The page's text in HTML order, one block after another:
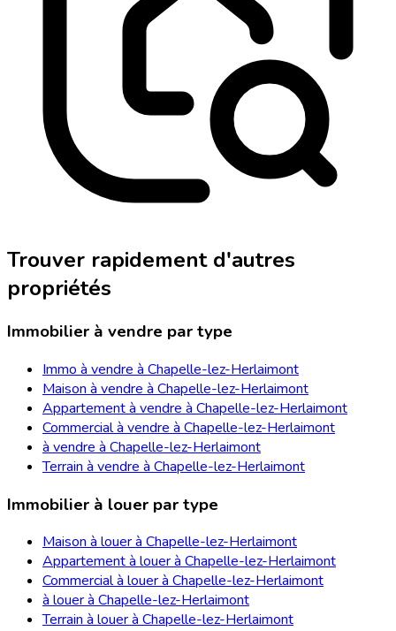
Trouver rapidement d'autres
propriétés
Immobilier à vendre par type
Immo à vendre à Chapelle-lez-Herlaimont
Maison à vendre à Chapelle-lez-Herlaimont
Appartement à vendre à Chapelle-lez-Herlaimont
Commercial à vendre à Chapelle-lez-Herlaimont
à vendre à Chapelle-lez-Herlaimont
Terrain à vendre à Chapelle-lez-Herlaimont
Immobilier à louer par type
Maison à louer à Chapelle-lez-Herlaimont
Appartement à louer à Chapelle-lez-Herlaimont
Commercial à louer à Chapelle-lez-Herlaimont
à louer à Chapelle-lez-Herlaimont
Terrain à louer à Chapelle-lez-Herlaimont